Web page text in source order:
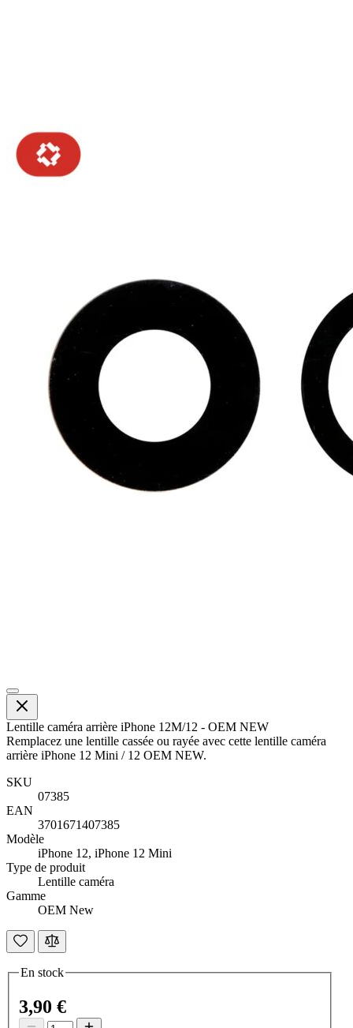
Lentille caméra arrière iPhone 12M/12 - OEM NEW
Remplacez une lentille cassée ou rayée avec cette lentille caméra
arrière iPhone 12 Mini / 12 OEM NEW.
SKU
07385
EAN
3701671407385
Modèle
iPhone 12, iPhone 12 Mini
Type de produit
Lentille caméra
Gamme
OEM New
En stock
3,90 €